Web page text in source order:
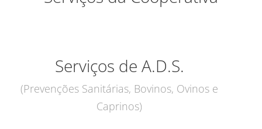
Serviços de A.D.S.
(Prevenções Sanitárias, Bovinos, Ovinos e
Caprinos)